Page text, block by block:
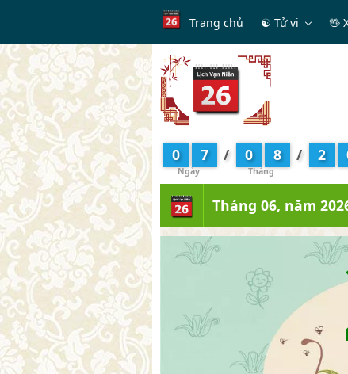
Trang chủ ☯ Tử vi 🖖
0 7 / 0 8 / 2
Tháng 06, năm